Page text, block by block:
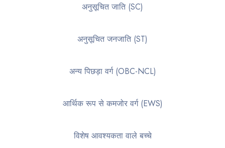
अनुसूचित जाति (SC)
अनुसूचित जनजाति (ST)
अन्य पिछड़ा वर्ग (OBC-NCL)
आर्थिक रूप से कमजोर वर्ग (EWS)
विशेष आवश्यकता वाले बच्चे